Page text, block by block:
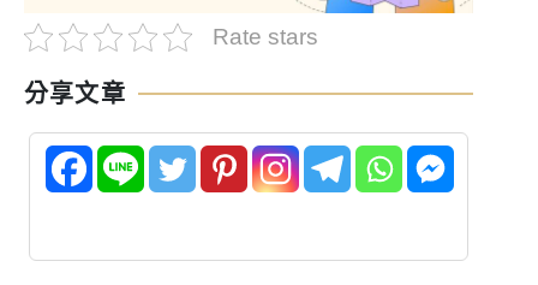
Rate stars
分享文章